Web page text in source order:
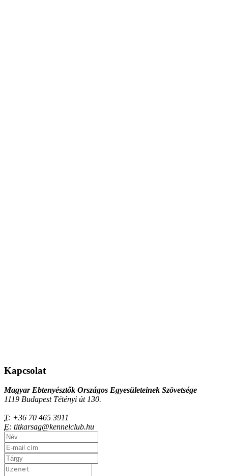
Kapcsolat
Magyar Ebtenyésztők Országos Egyesületeinek Szövetsége
1119 Budapest Tétényi út 130.
T: +36 70 465 3911
E: titkarsag@kennelclub.hu